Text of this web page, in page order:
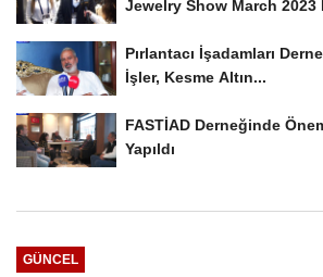
Jewelry Show March 2023
Pırlantacı İşadamları
İşler, Kesme Altın...
FASTİAD Derneğinde
Yapıldı
GÜNCEL